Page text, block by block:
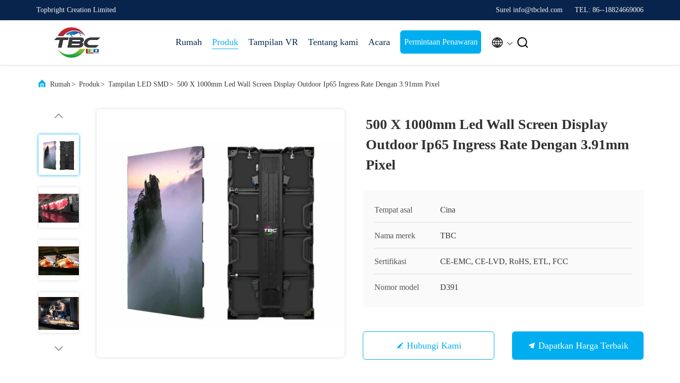
Topbright Creation Limited Surel info@tbcled.com TEL: 86--18824669006
Rumah Produk Tampilan VR Tentang kami Acara Permintaan Penawaran  
Rumah> Produk> Tampilan LED SMD> 500 X 1000mm Led Wall Screen Display Outdoor Ip65 Ingress Rate Dengan 3.91mm Pixel
500 X 1000mm Led Wall Screen Display
Outdoor Ip65 Ingress Rate Dengan 3.91mm
Pixel
Tempat asal Cina
Nama merek TBC
Sertifikasi CE-EMC, CE-LVD, RoHS, ETL, FCC
Nomor model D391
Hubungi Kami Dapatkan Harga Terbaik